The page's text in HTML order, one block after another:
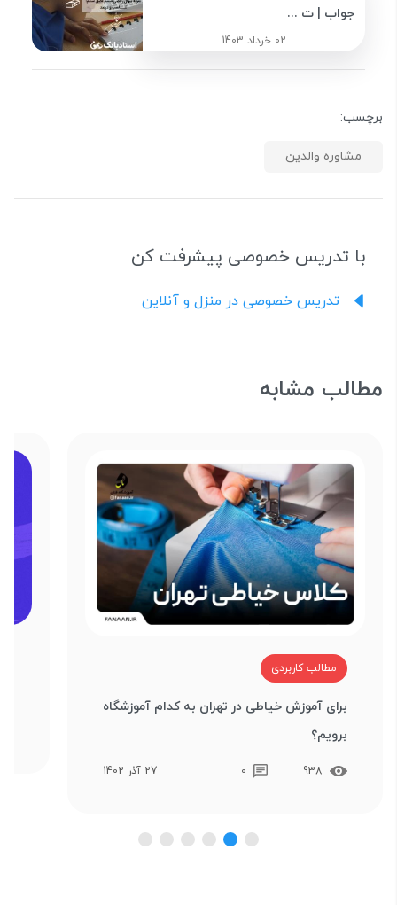
جواب | ت ...
02 خرداد 1403
برچسب:
مشاوره والدین
با تدریس خصوصی پیشرفت کن
تدریس خصوصی در منزل و آنلاین
مطالب مشابه
مطالب کاربردی
برای آموزش خیاطی در تهران به کدام آموزشگاه
برویم؟
938
0 27 آذر 1402